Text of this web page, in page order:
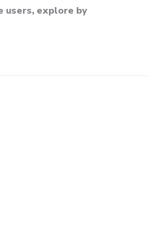
users, explore by